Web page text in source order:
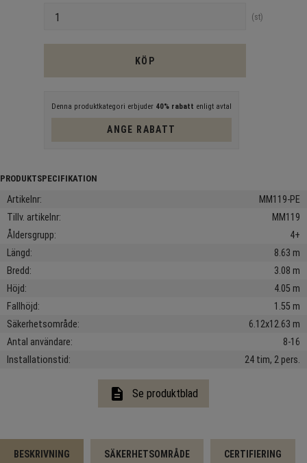
st
KÖP
Denna produktkategori erbjuder 40% rabatt enligt avtal
ANGE RABATT
Artikelnr
MM119-PE
Tillv. artikelnr
MM119
Åldersgrupp
4+
Längd
8.63 m
Bredd
3.08 m
Höjd
4.05 m
Fallhöjd
1.55 m
Säkerhetsområde
6.12x12.63 m
Antal användare
8-16
Installationstid
24 tim, 2 pers.
description Se produktblad
BESKRIVNING SÄKERHETSOMRÅDE CERTIFIERING